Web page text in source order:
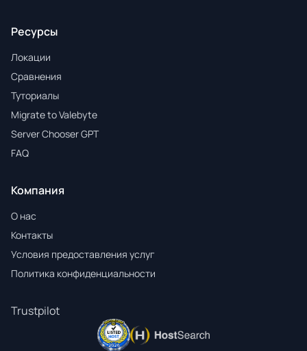
Ресурсы
Локации
Сравнения
Туториалы
Migrate to Valebyte
Server Chooser GPT
FAQ
Компания
О нас
Контакты
Условия предоставления услуг
Политика конфиденциальности
Trustpilot